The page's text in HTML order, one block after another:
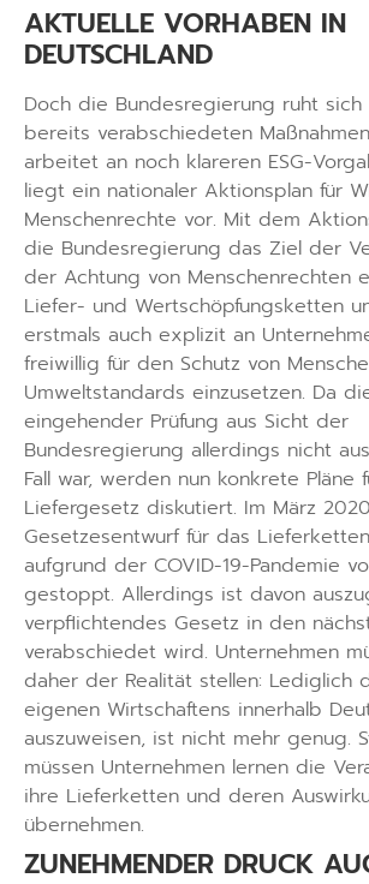
AKTUELLE VORHABEN IN
DEUTSCHLAND
Doch die Bundesregierung ruht
bereits verabschiedeten
arbeitet an noch klareren ESG-
liegt ein nationaler Aktionsplan für
Menschenrechte vor. Mit dem
die Bundesregierung das Ziel der
der Achtung von Menschenrechten
Liefer- und Wertschöpfungsketten
erstmals auch explizit an
freiwillig für den Schutz von
Umweltstandards einzusetzen. Da
eingehender Prüfung aus Sicht der
Bundesregierung allerdings nicht
Fall war, werden nun konkrete Pläne
Liefergesetz diskutiert. Im März
Gesetzesentwurf für das
aufgrund der COVID-19-Pandemie
gestoppt. Allerdings ist davon
verpflichtendes Gesetz in den
verabschiedet wird. Unternehmen
daher der Realität stellen: Lediglich
eigenen Wirtschaftens innerhalb
auszuweisen, ist nicht mehr genug.
müssen Unternehmen lernen die
ihre Lieferketten und deren
übernehmen.
ZUNEHMENDER DRUCK